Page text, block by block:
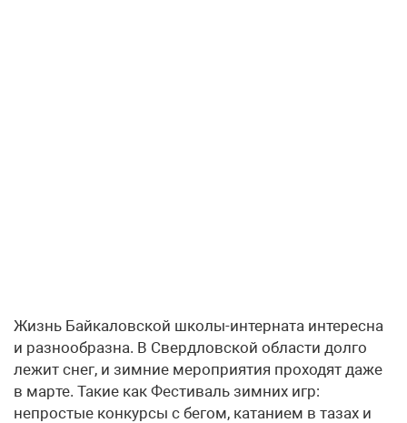
Жизнь Байкаловской школы-интерната интересна
и разнообразна. В Свердловской области долго
лежит снег, и зимние мероприятия проходят даже
в марте. Такие как Фестиваль зимних игр:
непростые конкурсы с бегом, катанием в тазах и